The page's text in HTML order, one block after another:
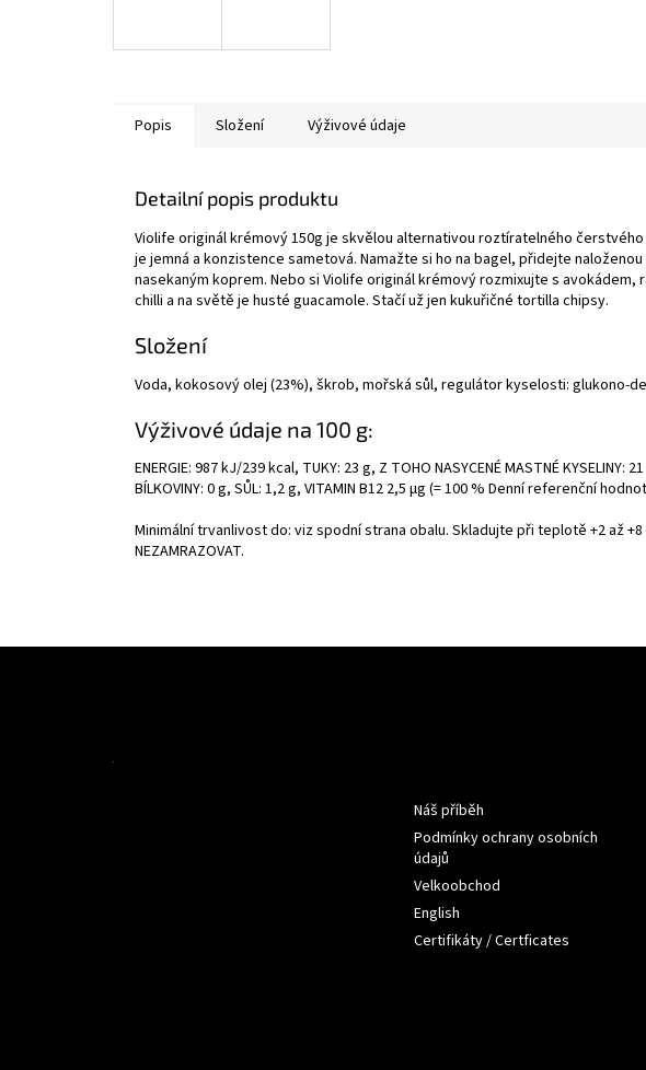
Popis Složení Výživové údaje
Detailní popis produktu
Violife originál krémový 150g je skvělou alternativou roztíratelného
je jemná a konzistence sametová. Namažte si ho na bagel, přidejte
nasekaným koprem. Nebo si Violife originál krémový rozmixujte s
chilli a na světě je husté guacamole. Stačí už jen kukuřičné tortilla chipsy.
Složení
Voda, kokosový olej (23%), škrob, mořská sůl, regulátor kyselosti: glukono-
Výživové údaje na 100 g:
ENERGIE: 987 kJ/239 kcal, TUKY: 23 g, Z TOHO NASYCENÉ MASTNÉ KYSELINY:
BÍLKOVINY: 0 g, SŮL: 1,2 g, VITAMIN B12 2,5 µg (= 100 % Denní referenční
Minimální trvanlivost do: viz spodní strana obalu. Skladujte při teplotě +2 až
NEZAMRAZOVAT.
Náš příběh
Podmínky ochrany osobních
údajů
Velkoobchod
English
Certifikáty / Certficates